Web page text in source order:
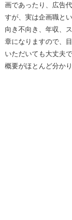
画であったり、広告
すが、実は企画職と
向き不向き、年収、
章になりますので、
いただいても大丈夫
概要がほとんど分かり